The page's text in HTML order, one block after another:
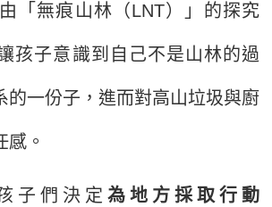
由「無痕山林（LNT）」的探究
孩子意識到自己不是山林的過
的一份子，進而對高山垃圾與廚
感。
們決定 為地方採取行動